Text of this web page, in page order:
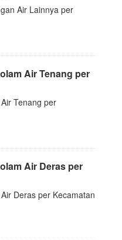
Air Lainnya per
Air Tenang per
Tenang per
Air Deras per
Deras per Kecamatan